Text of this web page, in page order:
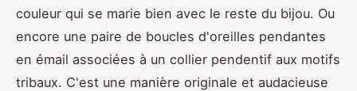
couleur qui se marie bien avec le reste du bijou. Ou
encore une paire de boucles d'oreilles pendantes
en émail associées à un collier pendentif aux motifs
tribaux. C'est une manière originale et audacieuse